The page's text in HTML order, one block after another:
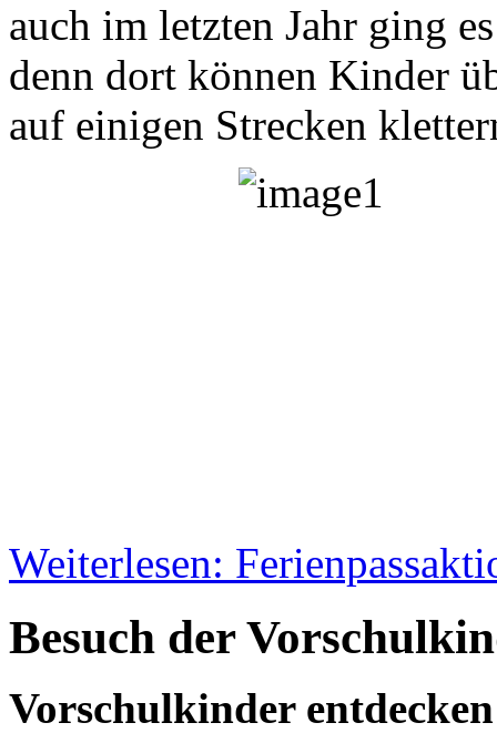
auch im letzten Jahr ging
denn dort können Kinder
auf einigen Strecken
Weiterlesen:
Besuch der
Vorschulkinder